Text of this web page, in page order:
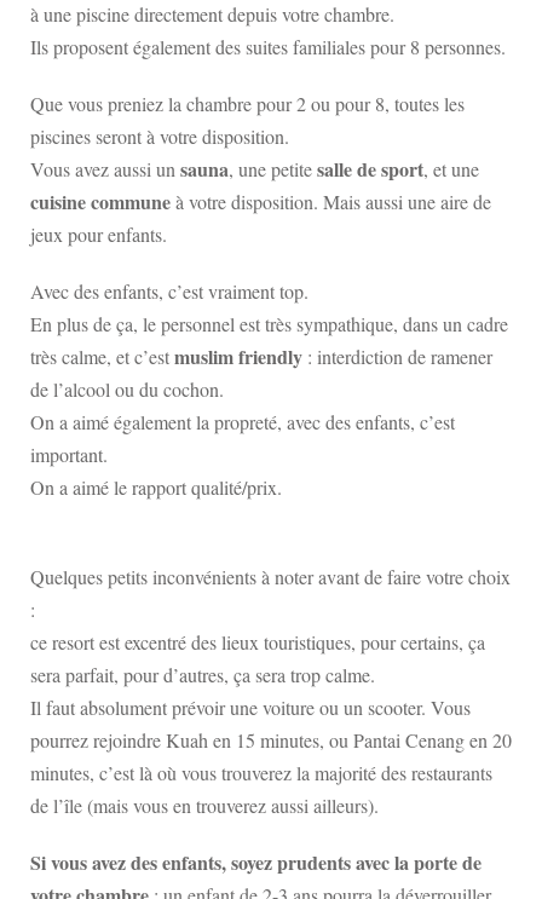
à une piscine directement depuis votre chambre.
Ils proposent également des suites familiales pour 8 personnes.
Que vous preniez la chambre pour 2 ou pour 8, toutes les
piscines seront à votre disposition.
Vous avez aussi un sauna, une petitesalle de sport, et une
cuisine communeà votre disposition. Mais aussi une aire de
jeux pour enfants.
Avec des enfants, c’est vraiment top.
En plus de ça, le personnel est très sympathique, dans un cadre
très calme, et c’estmuslim friendly : interdiction de ramener
de l’alcool ou du cochon.
On a aimé également la propreté, avec des enfants, c’est
important.
On a aimé le rapport qualité/prix.
Quelques petits inconvénients à noter avant de faire votre choix
:
ce resort est excentré des lieux touristiques, pour certains, ça
sera parfait, pour d’autres, ça sera trop calme.
Il faut absolument prévoir une voiture ou un scooter. Vous
pourrez rejoindre Kuah en 15 minutes, ou Pantai Cenang en 20
minutes, c’est là où vous trouverez la majorité des restaurants
de l’île (mais vous en trouverez aussi ailleurs).
Si vous avez des enfants, soyez prudents avec la porte de